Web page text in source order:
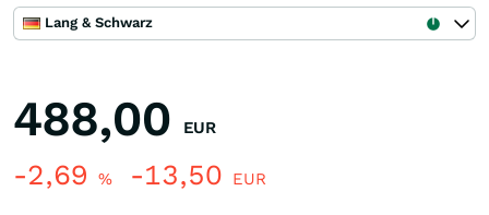
Lang & Schwarz
488,00 EUR
-2,69 % -13,50 EUR